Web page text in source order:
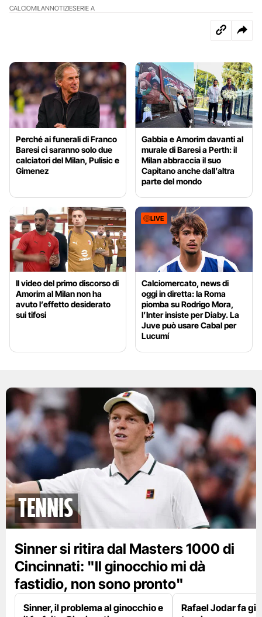
CALCIOMILANNOTIZIESERIE A
Perché ai funerali di Franco
Baresi ci saranno solo due
calciatori del Milan, Pulisic e
Gimenez
Gabbia e Amorim davanti al
murale di Baresi a Perth: il
Milan abbraccia il suo
Capitano anche dall’altra
parte del mondo
Il video del primo discorso di
Amorim al Milan non ha
avuto l’effetto desiderato
sui tifosi
LIVE
Calciomercato, news di
oggi in diretta: la Roma
piomba su Rodrigo Mora,
l’Inter insiste per Diaby. La
Juve può usare Cabal per
Lucumí
tennis
Sinner si ritira dal Masters 1000 di
Cincinnati: "Il ginocchio mi dà
fastidio, non sono pronto"
Sinner, il problema al ginocchio e
Rafael Jodar fa